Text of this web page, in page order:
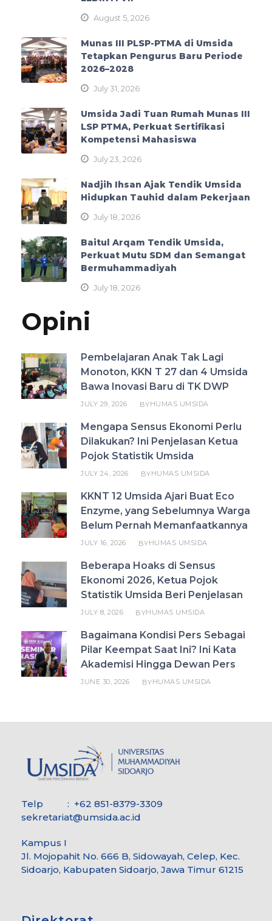
August 5, 2026
Munas III PLSP-PTMA di Umsida
Tetapkan Pengurus Baru Periode
2026–2028
July 31, 2026
Umsida Jadi Tuan Rumah Munas III
LSP PTMA, Perkuat Sertifikasi
Kompetensi Mahasiswa
July 23, 2026
Nadjih Ihsan Ajak Tendik Umsida
Hidupkan Tauhid dalam Pekerjaan
July 18, 2026
Baitul Arqam Tendik Umsida,
Perkuat Mutu SDM dan Semangat
Bermuhammadiyah
July 18, 2026
Opini
Pembelajaran Anak Tak Lagi
Monoton, KKN T 27 dan 4 Umsida
Bawa Inovasi Baru di TK DWP
JULY 29, 2026 BYHUMAS UMSIDA
Mengapa Sensus Ekonomi Perlu
Dilakukan? Ini Penjelasan Ketua
Pojok Statistik Umsida
JULY 24, 2026 BYHUMAS UMSIDA
KKNT 12 Umsida Ajari Buat Eco
Enzyme, yang Sebelumnya Warga
Belum Pernah Memanfaatkannya
JULY 16, 2026 BYHUMAS UMSIDA
Beberapa Hoaks di Sensus
Ekonomi 2026, Ketua Pojok
Statistik Umsida Beri Penjelasan
JULY 8, 2026 BYHUMAS UMSIDA
Bagaimana Kondisi Pers Sebagai
Pilar Keempat Saat Ini? Ini Kata
Akademisi Hingga Dewan Pers
JUNE 30, 2026 BYHUMAS UMSIDA
Telp : +62 851-8379-3309
sekretariat@umsida.ac.id
Kampus I
Jl. Mojopahit No. 666 B, Sidowayah, Celep, Kec.
Sidoarjo, Kabupaten Sidoarjo, Jawa Timur 61215